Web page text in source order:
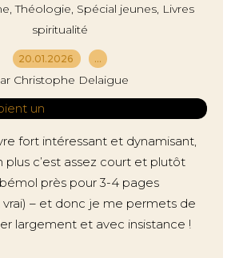
,Théologie, Spécial jeunes, Livres
spiritualité
20.01.2026 …
Christophe Delaigue
fort intéressant et dynamisant,
plus c’est assez court et plutôt
près pour 3-4 pages
vrai) – et donc je me permets de
largement et avec insistance !